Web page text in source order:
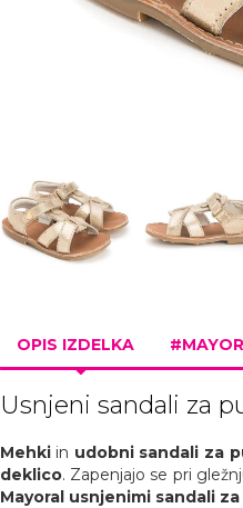
OPIS IZDELKA
Usnjeni sandali za
Mehkiin udobni sandali za
deklico. Zapenjajo se pri
Mayoral usnjenimi sandali